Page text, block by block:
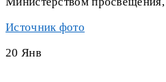
Источник фото
20 Янв